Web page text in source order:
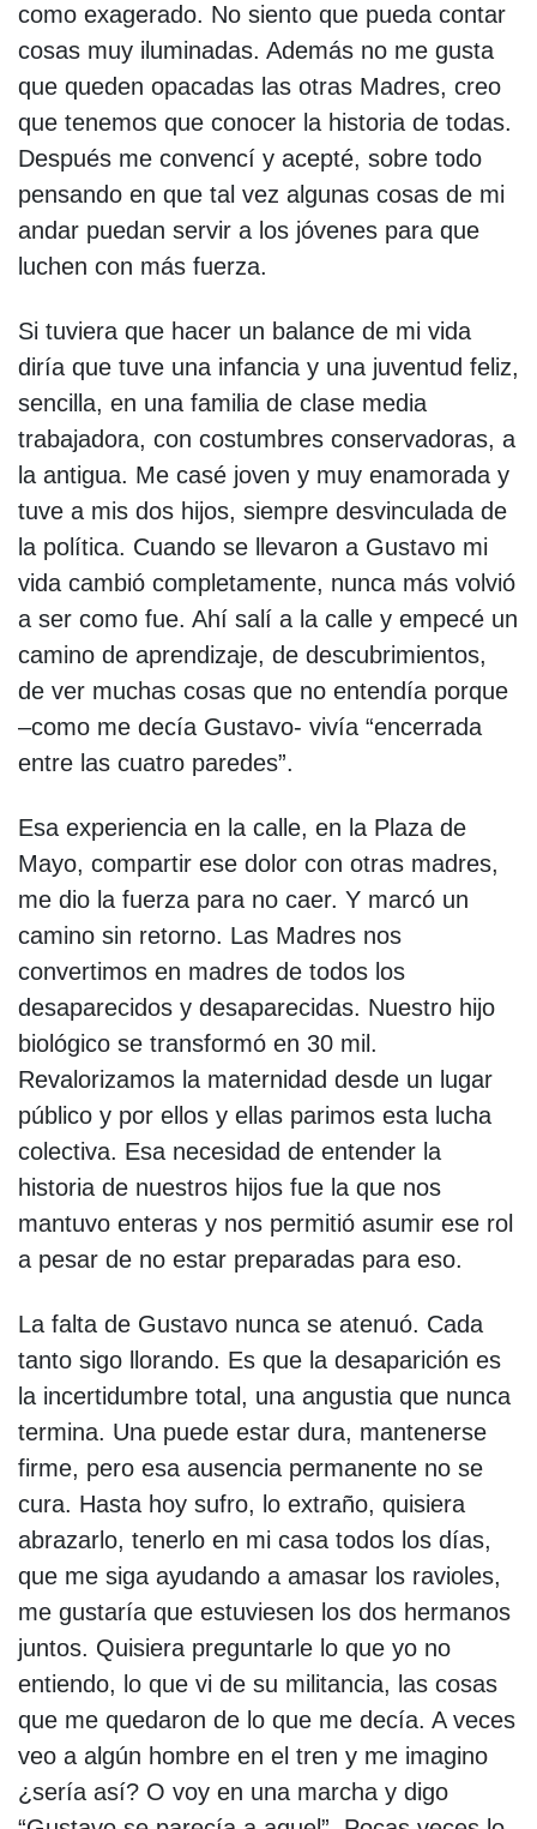
como exagerado. No siento que pueda contar
cosas muy iluminadas. Además no me gusta
que queden opacadas las otras Madres, creo
que tenemos que conocer la historia de todas.
Después me convencí y acepté, sobre todo
pensando en que tal vez algunas cosas de mi
andar puedan servir a los jóvenes para que
luchen con más fuerza.
Si tuviera que hacer un balance de mi vida
diría que tuve una infancia y una juventud feliz,
sencilla, en una familia de clase media
trabajadora, con costumbres conservadoras, a
la antigua. Me casé joven y muy enamorada y
tuve a mis dos hijos, siempre desvinculada de
la política. Cuando se llevaron a Gustavo mi
vida cambió completamente, nunca más volvió
a ser como fue. Ahí salí a la calle y empecé un
camino de aprendizaje, de descubrimientos,
de ver muchas cosas que no entendía porque
–como me decía Gustavo- vivía “encerrada
entre las cuatro paredes”.
Esa experiencia en la calle, en la Plaza de
Mayo, compartir ese dolor con otras madres,
me dio la fuerza para no caer. Y marcó un
camino sin retorno. Las Madres nos
convertimos en madres de todos los
desaparecidos y desaparecidas. Nuestro hijo
biológico se transformó en 30 mil.
Revalorizamos la maternidad desde un lugar
público y por ellos y ellas parimos esta lucha
colectiva. Esa necesidad de entender la
historia de nuestros hijos fue la que nos
mantuvo enteras y nos permitió asumir ese rol
a pesar de no estar preparadas para eso.
La falta de Gustavo nunca se atenuó. Cada
tanto sigo llorando. Es que la desaparición es
la incertidumbre total, una angustia que nunca
termina. Una puede estar dura, mantenerse
firme, pero esa ausencia permanente no se
cura. Hasta hoy sufro, lo extraño, quisiera
abrazarlo, tenerlo en mi casa todos los días,
que me siga ayudando a amasar los ravioles,
me gustaría que estuviesen los dos hermanos
juntos. Quisiera preguntarle lo que yo no
entiendo, lo que vi de su militancia, las cosas
que me quedaron de lo que me decía. A veces
veo a algún hombre en el tren y me imagino
¿sería así? O voy en una marcha y digo